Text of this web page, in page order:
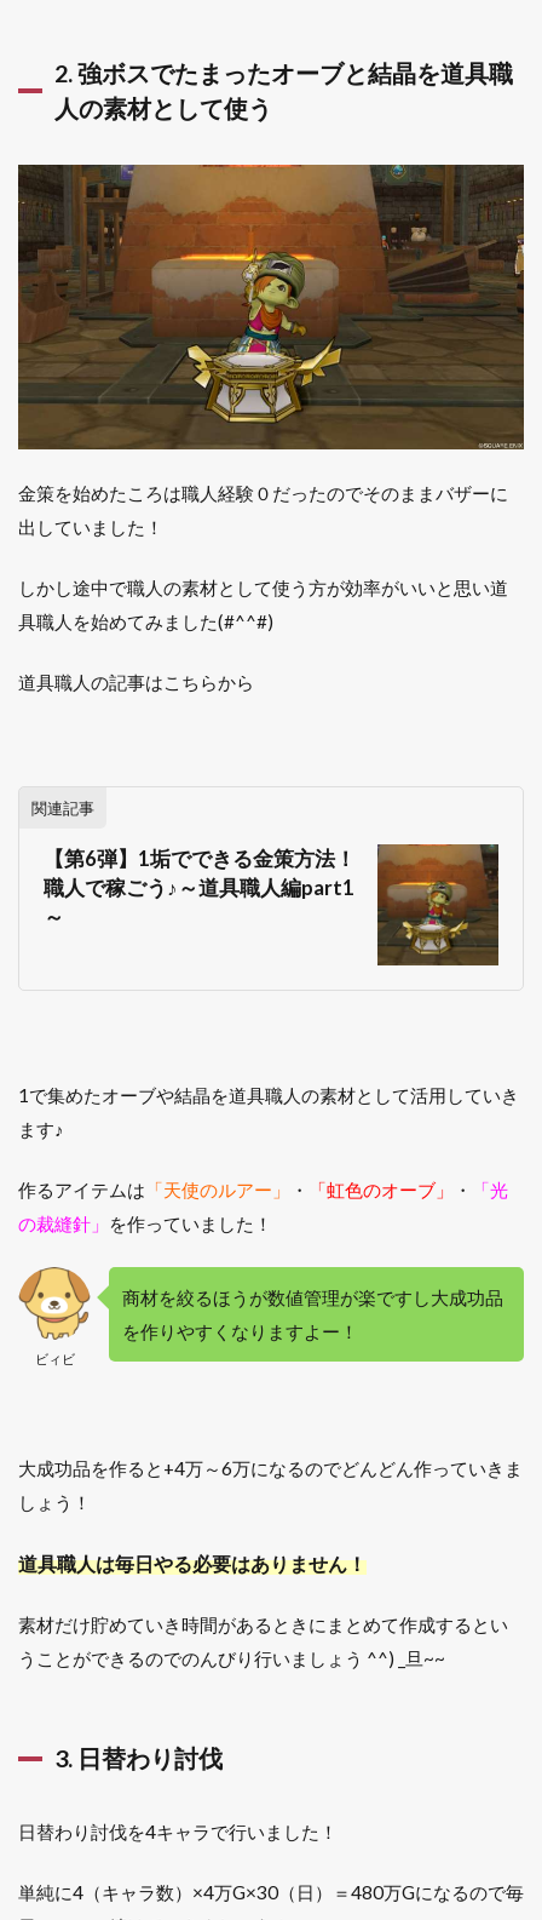
2. 強ボスでたまったオーブと結晶を道具職
人の素材として使う
金策を始めたころは職人経験０だったのでそのままバザーに
出していました！
しかし途中で職人の素材として使う方が効率がいいと思い道
具職人を始めてみました(#^^#)
道具職人の記事はこちらから
関連記事
【第6弾】1垢でできる金策方法！
職人で稼ごう♪～道具職人編part1
～
1で集めたオーブや結晶を道具職人の素材として活用していき
ます♪
作るアイテムは 「天使のルアー」 ・ 「虹色のオーブ」 ・
「光
の裁縫針」
を作っていました！
ビィビ
商材を絞るほうが数値管理が楽ですし大成功品
を作りやすくなりますよー！
大成功品を作ると+4万～6万になるのでどんどん作っていきま
しょう！
道具職人は毎日やる必要はありません！
素材だけ貯めていき時間があるときにまとめて作成するとい
うことができるのでのんびり行いましょう ^^) _旦~~
3. 日替わり討伐
日替わり討伐を4キャラで行いました！
単純に4（キャラ数）×4万G×30（日）＝480万Gになるので毎